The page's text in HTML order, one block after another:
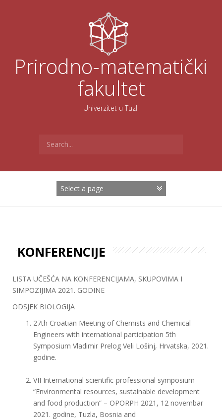
Prirodno-matematički
fakultet
Univerzitet u Tuzli
for:
KONFERENCIJE
LISTA UČEŠĆA NA KONFERENCIJAMA, SKUPOVIMA I
SIMPOZIJIMA 2021. GODINE
ODSJEK BIOLOGIJA
27th Croatian Meeting of Chemists and Chemical
Engineers with international participation 5th
Symposium Vladimir Prelog Veli Lošinj, Hrvatska, 2021.
godine.
VII International scientific-professional symposium
“Environmental resources, sustainable development
and food production” – OPORPH 2021, 12 novembar
2021. godine, Tuzla, Bosnia and